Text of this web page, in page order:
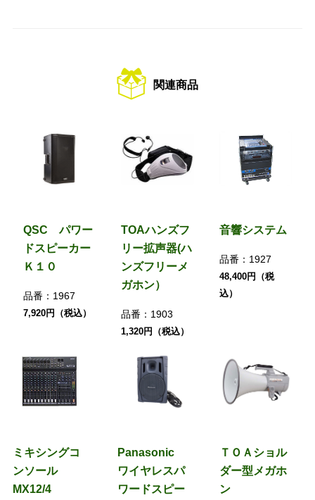
関連商品
QSC パワー
ドスピーカー
Ｋ１０
品番： 1967
7,920円（税込）
TOAハンズフ
リー拡声器(ハ
ンズフリーメ
ガホン）
品番： 1903
1,320円（税込）
音響システム
品番： 1927
48,400円（税
込）
ミキシングコ
ンソール
MX12/4
Panasonic
ワイヤレスパ
ワードスピー
ＴＯＡショル
ダー型メガホ
ン